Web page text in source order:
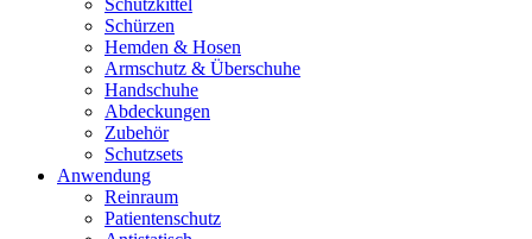
Schutzkittel
Schürzen
Hemden & Hosen
Armschutz & Überschuhe
Handschuhe
Abdeckungen
Zubehör
Schutzsets
Anwendung
Reinraum
Patientenschutz